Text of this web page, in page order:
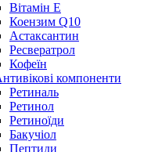
Вітамін Е
Коензим Q10
Астаксантин
Ресвератрол
Кофеїн
компоненти
Ретиналь
Ретинол
Ретиноїди
Бакучіол
Пептиди